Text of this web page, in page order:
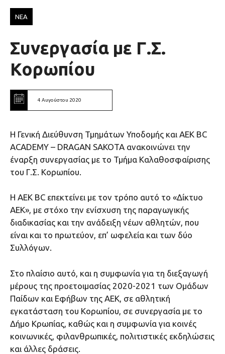
ΝΕΑ
Συνεργασία με Γ.Σ.
Κορωπίου
4 Αυγούστου 2020
Η Γενική Διεύθυνση Τμημάτων Υποδομής και ΑΕΚ BC
ΑCADEMY – DRAGAN SAKOTA ανακοινώνει την
έναρξη συνεργασίας με το Τμήμα Καλαθοσφαίρισης
του Γ.Σ. Κορωπίου.
Η ΑΕK ΒC επεκτείνει με τον τρόπο αυτό το «Δίκτυο
ΑΕΚ», με στόχο την ενίσχυση της παραγωγικής
διαδικασίας και την ανάδειξη νέων αθλητών, που
είναι και το πρωτεύον, επ’ ωφελεία και των δύο
Συλλόγων.
Στο πλαίσιο αυτό, και η συμφωνία για τη διεξαγωγή
μέρους της προετοιμασίας 2020-2021 των Ομάδων
Παίδων και Εφήβων της ΑΕΚ, σε αθλητική
εγκατάσταση του Κορωπίου, σε συνεργασία με το
Δήμο Κρωπίας, καθώς και η συμφωνία για κοινές
κοινωνικές, φιλανθρωπικές, πολιτιστικές εκδηλώσεις
και άλλες δράσεις.